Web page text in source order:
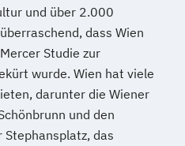
und über 2.000
dass Wien
Studie zur
wurde. Wien hat viele
darunter die Wiener
und den
Stephansplatz, das